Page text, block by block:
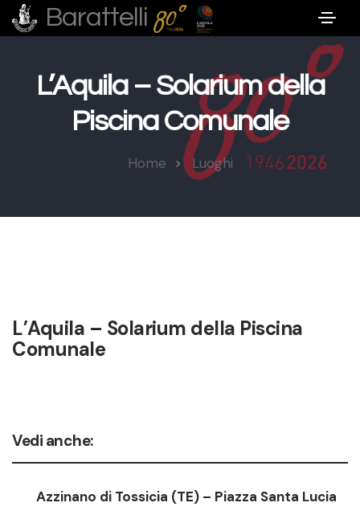
Barattelli
L’Aquila – Solarium della
Piscina Comunale
Home Luoghi
L’Aquila – Solarium della Piscina
Comunale
Vedi anche:
Azzinano di Tossicia (TE) – Piazza Santa Lucia